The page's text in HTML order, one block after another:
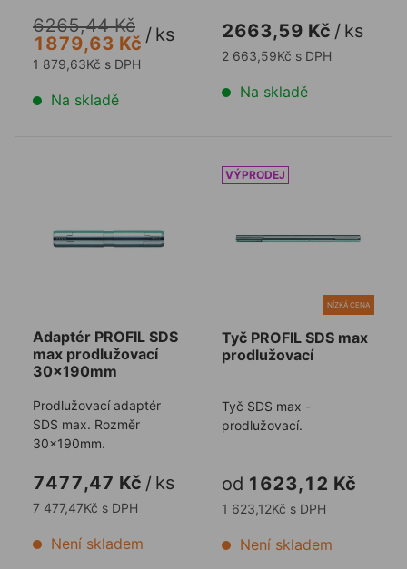
na mokré vrtání.
6265,44 Kč
1879,63 Kč / ks
1 879,63Kč s DPH
Na skladě
2663,59 Kč / ks
2 663,59Kč s DPH
Na skladě
Adaptér PROFIL SDS max prodlužovací 30x190mm
Adaptér PROFIL SDS
max prodlužovací
30x190mm
Prodlužovací adaptér
SDS max. Rozměr
30x190mm.
7477,47 Kč / ks
7 477,47Kč s DPH
Není skladem
Tyč PROFIL SDS max
NÍZKÁ CENA
Tyč PROFIL SDS max
prodlužovací
Tyč SDS max -
prodlužovací.
od 1623,12 Kč
1 623,12Kč s DPH
Není skladem